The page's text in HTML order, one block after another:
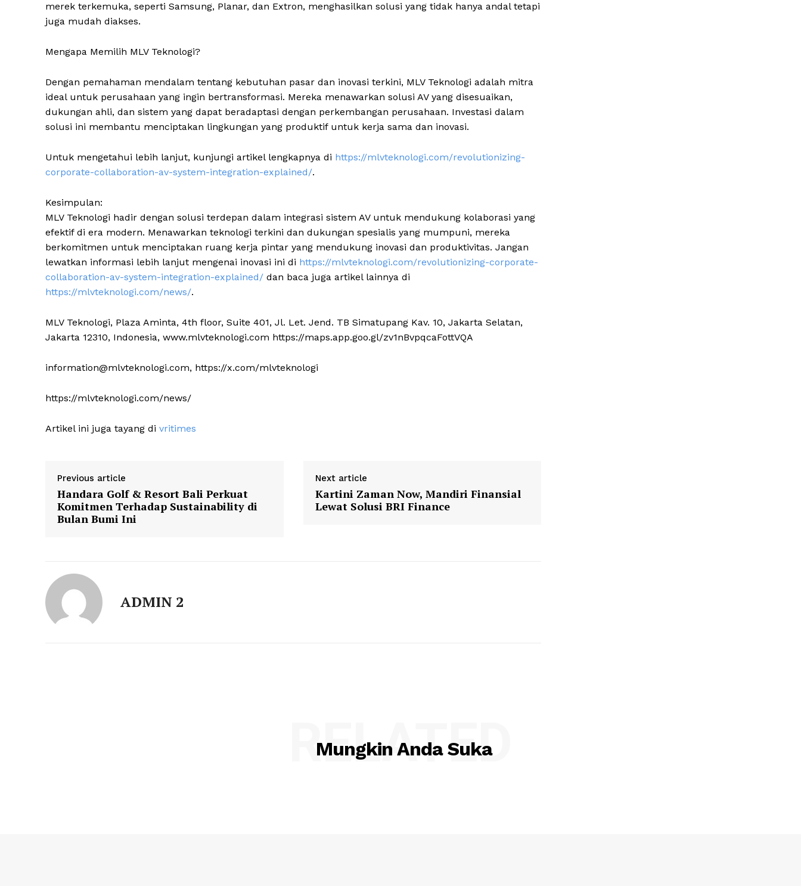
merek terkemuka, seperti Samsung, Planar, dan Extron, menghasilkan solusi yang tidak hanya andal tetapi
juga mudah diakses.
Mengapa Memilih MLV Teknologi?
Dengan pemahaman mendalam tentang kebutuhan pasar dan inovasi terkini, MLV Teknologi adalah mitra
ideal untuk perusahaan yang ingin bertransformasi. Mereka menawarkan solusi AV yang disesuaikan,
dukungan ahli, dan sistem yang dapat beradaptasi dengan perkembangan perusahaan. Investasi dalam
solusi ini membantu menciptakan lingkungan yang produktif untuk kerja sama dan inovasi.
Untuk mengetahui lebih lanjut, kunjungi artikel lengkapnya di https://mlvteknologi.com/revolutionizing-
corporate-collaboration-av-system-integration-explained/.
Kesimpulan:
MLV Teknologi hadir dengan solusi terdepan dalam integrasi sistem AV untuk mendukung kolaborasi yang
efektif di era modern. Menawarkan teknologi terkini dan dukungan spesialis yang mumpuni, mereka
berkomitmen untuk menciptakan ruang kerja pintar yang mendukung inovasi dan produktivitas. Jangan
lewatkan informasi lebih lanjut mengenai inovasi ini di https://mlvteknologi.com/revolutionizing-corporate-
collaboration-av-system-integration-explained/ dan baca juga artikel lainnya di
https://mlvteknologi.com/news/.
MLV Teknologi, Plaza Aminta, 4th floor, Suite 401, Jl. Let. Jend. TB Simatupang Kav. 10, Jakarta Selatan,
Jakarta 12310, Indonesia, www.mlvteknologi.com https://maps.app.goo.gl/zv1nBvpqcaFottVQA
information@mlvteknologi.com, https://x.com/mlvteknologi
https://mlvteknologi.com/news/
Artikel ini juga tayang di vritimes
Previous article
Handara Golf & Resort Bali Perkuat
Komitmen Terhadap Sustainability di
Bulan Bumi Ini
Next article
Kartini Zaman Now, Mandiri Finansial
Lewat Solusi BRI Finance
ADMIN 2
Mungkin Anda Suka
RELATED